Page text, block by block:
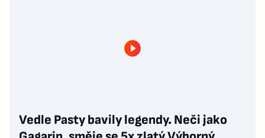
Vedle Pasty bavily legendy. Neči jako